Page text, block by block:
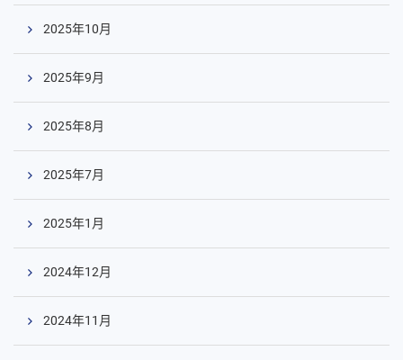
2025年10月
2025年9月
2025年8月
2025年7月
2025年1月
2024年12月
2024年11月